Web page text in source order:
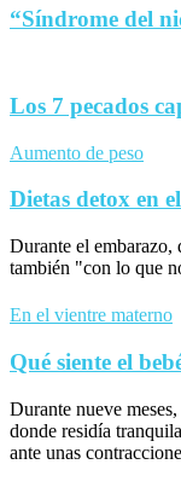
“Síndrome del
Los 7 pecados
Aumento de peso
Dietas detox en
Durante el embarazo,
también "con lo que
En el vientre materno
Qué siente el
Durante nueve
donde residía
ante unas